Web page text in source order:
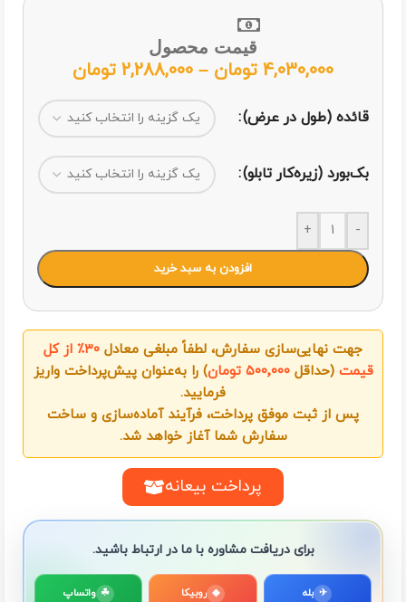
قیمت محصول
4,030,000 تومان –
2,288,000 تومان
قائده (طول در عرض)
بک‌بورد (زیره‌کار تابلو)
-
+
افزودن به سبد خرید
جهت نهایی‌سازی سفارش، لطفاً مبلغی معادل
۳۰٪ از کل
قیمت (حداقل۵۰۰٬۰۰۰ تومان
) را به‌عنوان پیش‌پرداخت واریز
فرمایید.
پس از ثبت موفق پرداخت، فرآیند آماده‌سازی و ساخت
سفارش شما آغاز خواهد شد.
پرداخت بیعانه
برای دریافت مشاوره با ما در ارتباط باشید.
✈ بله ◆ روبیکا ☘ واتساپ